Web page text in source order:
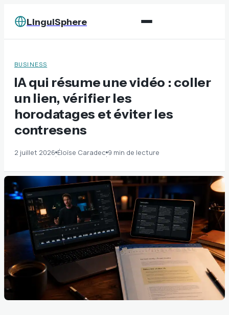
LinguiSphere
BUSINESS
IA qui résume une vidéo : coller
un lien, vérifier les
horodatages et éviter les
contresens
2 juillet 2026·Éloïse Caradec·9 min de lecture